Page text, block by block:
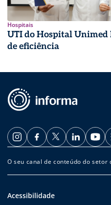
Hospitais
UTI do Hospital Unimed
de eficiência
O seu canal de conteúdo do setor
Acessibilidade